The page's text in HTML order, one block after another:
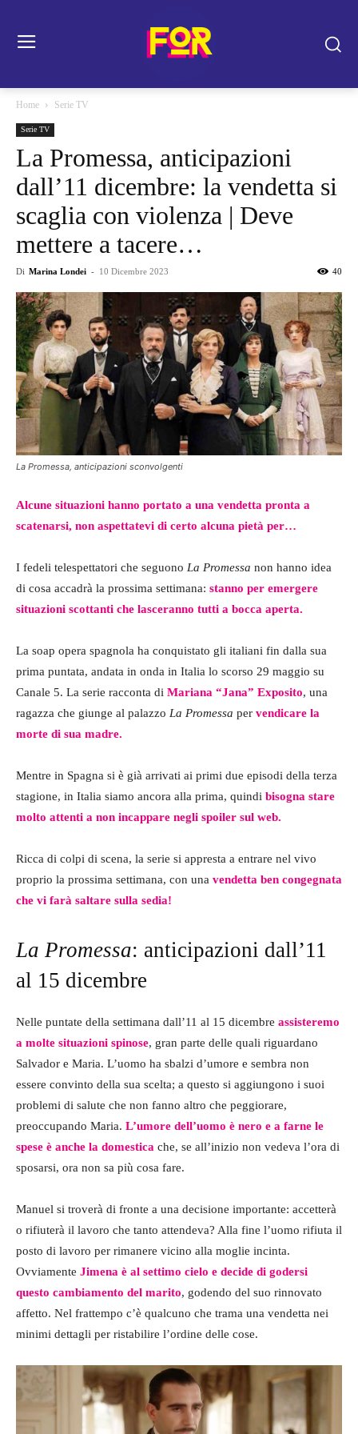
Home Serie TV
Serie TV
La Promessa, anticipazioni
dall’11 dicembre: la vendetta si
scaglia con violenza | Deve
mettere a tacere…
Di Marina Londei - 10 Dicembre 2023 40
La Promessa, anticipazioni sconvolgenti
Alcune situazioni hanno portato a una vendetta pronta a
scatenarsi, non aspettatevi di certo alcuna pietà per…
I fedeli telespettatori che seguono La Promessa non hanno idea
di cosa accadrà la prossima settimana: stanno per emergere
situazioni scottanti che lasceranno tutti a bocca aperta.
La soap opera spagnola ha conquistato gli italiani fin dalla sua
prima puntata, andata in onda in Italia lo scorso 29 maggio su
Canale 5. La serie racconta di Mariana “Jana” Exposito, una
ragazza che giunge al palazzo La Promessa per vendicare la
morte di sua madre.
Mentre in Spagna si è già arrivati ai primi due episodi della terza
stagione, in Italia siamo ancora alla prima, quindi bisogna stare
molto attenti a non incappare negli spoiler sul web.
Ricca di colpi di scena, la serie si appresta a entrare nel vivo
proprio la prossima settimana, con una vendetta ben congegnata
che vi farà saltare sulla sedia!
La Promessa: anticipazioni dall’11
al 15 dicembre
Nelle puntate della settimana dall’11 al 15 dicembre assisteremo
a molte situazioni spinose, gran parte delle quali riguardano
Salvador e Maria. L’uomo ha sbalzi d’umore e sembra non
essere convinto della sua scelta; a questo si aggiungono i suoi
problemi di salute che non fanno altro che peggiorare,
preoccupando Maria. L’umore dell’uomo è nero e a farne le
spese è anche la domestica che, se all’inizio non vedeva l’ora di
sposarsi, ora non sa più cosa fare.
Manuel si troverà di fronte a una decisione importante: accetterà
o rifiuterà il lavoro che tanto attendeva? Alla fine l’uomo rifiuta il
posto di lavoro per rimanere vicino alla moglie incinta.
Ovviamente Jimena è al settimo cielo e decide di godersi
questo cambiamento del marito, godendo del suo rinnovato
affetto. Nel frattempo c’è qualcuno che trama una vendetta nei
minimi dettagli per ristabilire l’ordine delle cose.